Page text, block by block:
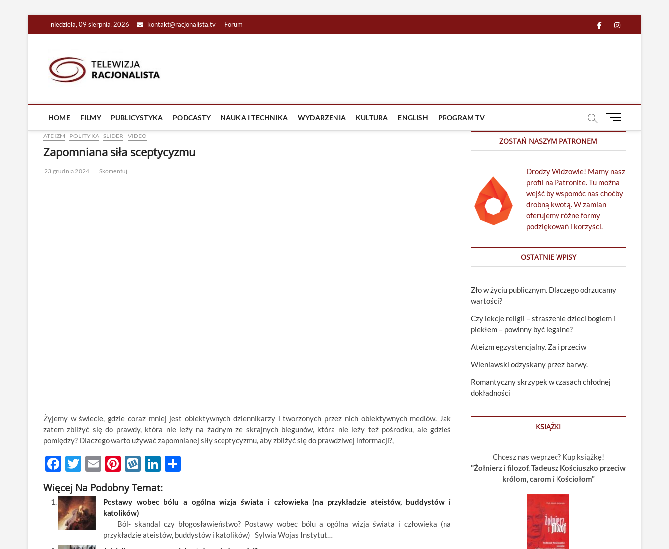
niedziela, 09 sierpnia, 2026 kontakt@racjonalista.tv Forum facebook
in
HOME FILMY PUBLICYSTYKA PODCASTY NAUKA I TECHNIKA WYDARZENIA KULTURA ENGLISH PROGRAM TV
M
u
u
t
t
ATEIZM POLITYKA SLIDER VIDEO
Zapomniana siła sceptycyzmu
23 grudnia 2024 Skomentuj
Żyjemy w świecie, gdzie coraz mniej jest obiektywnych dziennikarzy i tworzonych przez nich obiektywnych mediów. Jak
zatem zbliżyć się do prawdy, która nie leży na żadnym ze skrajnych biegunów, która nie leży też pośrodku, ale gdzieś
pomiędzy? Dlaczego warto używać zapomnianej siły sceptycyzmu, aby zbliżyć się do prawdziwej informacji?,
F
ac
e
b
o
o
T
w
itt
er
E
m
ail
Pi
nt
er
es
t
W
k
o
p
Li
k
e
dI
n
ar
e
Więcej Na Podobny Temat:
Postawy wobec bólu a ogólna wizja świata i człowieka (na przykładzie ateistów, buddystów i
katolików)
Ból- skandal czy błogosławieństwo? Postawy wobec bólu a ogólna wizja świata i człowieka (na
przykładzie ateistów, buddystów i katolików) Sylwia Wojas Instytut…
ZOSTAŃ NASZYM PATRONEM
Drodzy Widzowie! Mamy nasz
profil na Patronite. Tu można
wejść by wspomóc nas choćby
drobną kwotą. W zamian
oferujemy różne formy
podziękowań i korzyści.
OSTATNIE WPISY
Zło w życiu publicznym. Dlaczego odrzucamy
wartości?
Czy lekcje religii – straszenie dzieci bogiem i
piekłem – powinny być legalne?
Ateizm egzystencjalny. Za i przeciw
Wieniawski odzyskany przez barwy.
Romantyczny skrzypek w czasach chłodnej
dokładności
KSIĄŻKI
Chcesz nas weprzeć? Kup książkę!
"Żołnierz i filozof. Tadeusz Kościuszko przeciw
królom, carom i Kościołom”